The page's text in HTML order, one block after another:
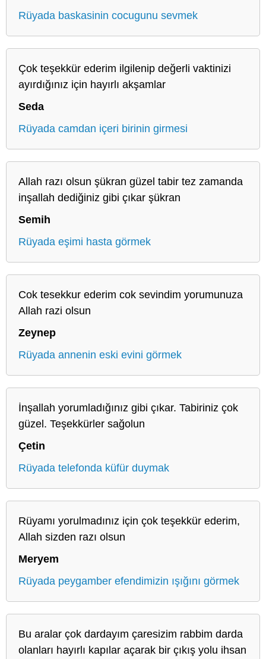
Rüyada baskasinin cocugunu sevmek
Çok teşekkür ederim ilgilenip değerli vaktinizi
ayırdığınız için hayırlı akşamlar
Seda
Rüyada camdan içeri birinin girmesi
Allah razı olsun şükran güzel tabir tez zamanda
inşallah dediğiniz gibi çıkar şükran
Semih
Rüyada eşimi hasta görmek
Cok tesekkur ederim cok sevindim yorumunuza
Allah razi olsun
Zeynep
Rüyada annenin eski evini görmek
İnşallah yorumladığınız gibi çıkar. Tabiriniz çok
güzel. Teşekkürler sağolun
Çetin
Rüyada telefonda küfür duymak
Rüyamı yorulmadınız için çok teşekkür ederim,
Allah sizden razı olsun
Meryem
Rüyada peygamber efendimizin ışığını görmek
Bu aralar çok dardayım çaresizim rabbim darda
olanları hayırlı kapılar açarak bir çıkış yolu ihsan